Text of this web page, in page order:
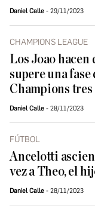
Daniel Calle 29/11/2023
CHAMPIONS LEAGUE
Los Joao hacen
supere una fase
Champions tres
Daniel Calle 28/11/2023
FÚTBOL
Ancelotti
vez a Theo, el
Daniel Calle 28/11/2023